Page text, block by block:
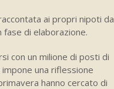
ai propri nipoti da
fase di elaborazione.
con un milione di posti di
impone una riflessione
hanno cercato di